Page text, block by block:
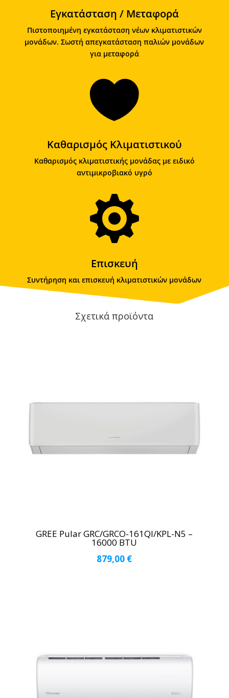
Εγκατάσταση / Μεταφορά
Πιστοποιημένη εγκατάσταση νέων κλιματιστικών
μονάδων. Σωστή απεγκατάσταση παλιών μονάδων
για μεταφορά

Καθαρισμός Κλιματιστικού
Καθαρισμός κλιματιστικής μονάδας με ειδικό
αντιμικροβιακό υγρό

Επισκευή
Συντήρηση και επισκευή κλιματιστικών μονάδων
Σχετικά προϊόντα
GREE Pular GRC/GRCO-161QI/KPL-N5 –
16000 BTU
879,00 €